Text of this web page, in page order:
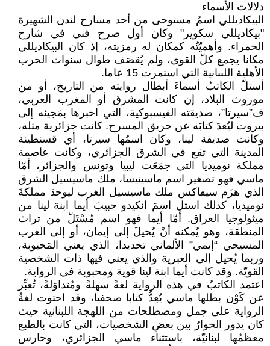
دلالات الأسماء
البيكاديللي اسمٌ مستوحى من أحد مسارح لندن الشهيرة
"بيكاديللي سكوير" وكان أول صرح فني في شارح
الحمراء. وأهميّتُه كمكان له رمزيته، إذ كان البيكاديللي
مكانا يجمع كلّ القوى، ولم يُقصَف طوال سنوات الحرب
الأهلية اللبنانية التي استمرت 15 عاما.
أستلّ الكاتبُ أسماءَ أبطال روايته من التاريخ، أو من
موروث البلاد، إن كانت المشرق أو المغرب العربي،
ف”سيرتا”، صديقته الفيسبوكية، التي اخبرها بمَجيئه إلى
بيروت ليُعدَ كتابَه عن حريق المسرح. كانت جزائرية مثله،
وكانت صديقة لينا، وكان اسمُها سيرتا، أي قسنطينة
المدينة التي تقع في الشرق الجزائري، وكانت عاصمة
مملكة نوميديا التي جمَعَت ليبيا وتونس والجزائر، أمّا
ماسي فهو تصغير اسم ماسينيسا، ملك ماسيسيل الشرق
الذي هزَم سيفاكس ملك ماسيسيل الغرب ليوحدَ مملكةَ
نوميديا، كذلك استل اسمَ انكيدو حبيبَ أيما ابنة لينا من
ميثولوجيا العراق. أمّا أيما فهو اسم مُسْتَلّ من تراث
المنطقة، وهو يُمكنه أنْ يُحيلَ إلى إيمان، أو إلى الغرب
المسيحي “إيمي” الألماني تحديدا، الذي يعني المَحبوبة،
وربما يُحيل إلى العبرية والذي يعني فيها ذات الشخصية
القويّة. وقد كانت أيما ابنة لينا قوية ومحبوبة في الرواية.
اعتمد الكاتبُ في هذه الرواية لغةً سهلةً ومُتداوَلةً، تُعبِّر
عن كَوْن بطلها ماسي يُعِدُّ كتابا صحفيا، وقد احتوت لغةُ
الرواية على جمل ومصطلحات من اللهجة اللبنانية حيث
كان يدور الحوارُ بين بعضِ الشخصيات، التي كانت بالطبع
معظمُها لبنانيّة، باستثناء ماسي الجزائري، وحارس